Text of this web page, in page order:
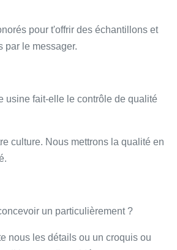
pour t'offrir des échantillons et
par le messager.
usine fait-elle le contrôle de qualité
culture. Nous mettrons la qualité en
un particulièrement ?
nous les détails ou un croquis ou